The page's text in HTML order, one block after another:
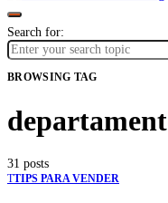
Search for:
BROWSING TAG
31 posts
TTIPS PARA VENDER